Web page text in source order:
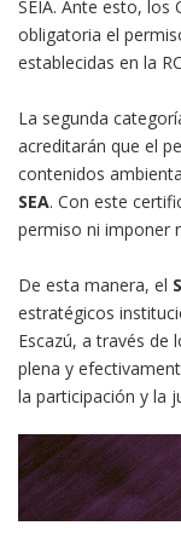
SEIA. Ante esto, los
obligatoria el
establecidas en la
La segunda
acreditarán que el
contenidos
SEA. Con este
permiso ni imponer
De esta manera, el
estratégicos
Escazú, a través de
plena y
la participación y la